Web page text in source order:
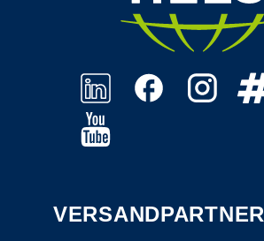
VERSANDPARTNER